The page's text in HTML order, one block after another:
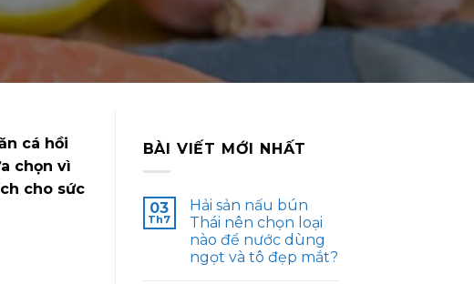
cá hồi
chọn vì
cho sức
BÀI VIẾT MỚI NHẤT
03
Th7
Hải sản nấu bún
Thái nên chọn loại
nào để nước dùng
ngọt và tô đẹp mắt?